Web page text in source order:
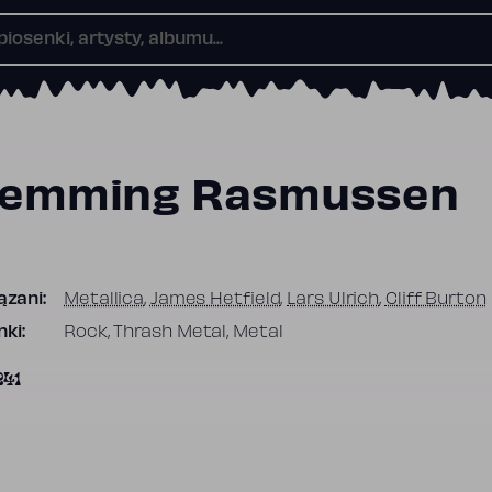
Rasmussen
Metallica, James Hetfield, Lars Ulrich, Cliff Burton
Rock, Thrash Metal, Metal